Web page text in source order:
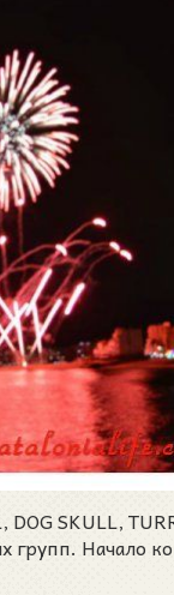
SKULL,
групп. Начало